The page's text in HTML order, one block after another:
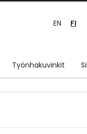
EN FI
Työnhakuvinkit